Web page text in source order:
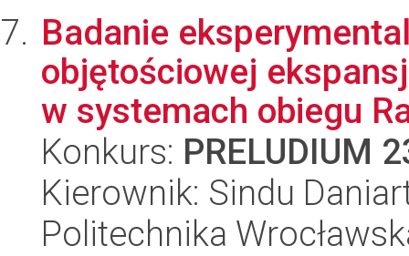
Badanie
objętościowej
w systemach obiegu
Konkurs: PRELUDIUM
Kierownik: Sindu
Politechnika